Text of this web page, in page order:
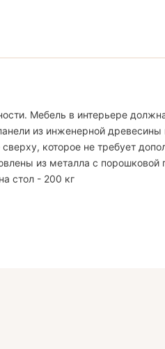
Мебель в интерьере
из инженерной древесины
которое не требует
из металла с
стол - 200 кг